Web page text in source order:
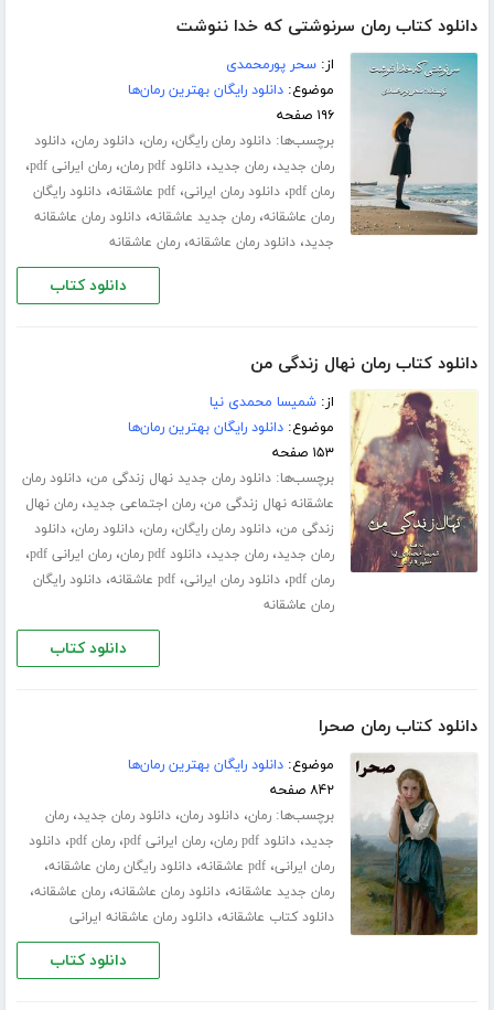
دانلود کتاب رمان سرنوشتی که خدا ننوشت
از:سحر پورمحمدی
موضوع:دانلود رایگان بهترین رمان‌ها
۱۹۶ صفحه
برچسب‌ها:دانلود رمان رایگان،رمان،دانلود رمان،دانلود
رمان جدید،رمان جدید،دانلود pdf رمان ،رمان ایرانی pdf ،
رمان pdf ،دانلود رمان ایرانی،pdf عاشقانه ،دانلود رایگان
رمان عاشقانه،رمان جدید عاشقانه،دانلود رمان عاشقانه
جدید،دانلود رمان عاشقانه،رمان عاشقانه
دانلود کتاب
دانلود کتاب رمان نهال زندگی من
از:شمیسا محمدی نیا
موضوع:دانلود رایگان بهترین رمان‌ها
۱۵۳ صفحه
برچسب‌ها:دانلود رمان جدید نهال زندگی من،دانلود رمان
عاشقانه نهال زندگی من،رمان اجتماعی جدید،رمان نهال
زندگی من،دانلود رمان رایگان،رمان،دانلود رمان،دانلود
رمان جدید،رمان جدید،دانلود pdf رمان ،رمان ایرانی pdf ،
رمان pdf ،دانلود رمان ایرانی،pdf عاشقانه ،دانلود رایگان
رمان عاشقانه
دانلود کتاب
دانلود کتاب رمان صحرا
موضوع:دانلود رایگان بهترین رمان‌ها
۸۴۲ صفحه
برچسب‌ها:رمان،دانلود رمان،دانلود رمان جدید،رمان
جدید،دانلود pdf رمان ،رمان ایرانی pdf ،رمان pdf ،دانلود
رمان ایرانی،pdf عاشقانه ،دانلود رایگان رمان عاشقانه،
رمان جدید عاشقانه،دانلود رمان عاشقانه،رمان عاشقانه،
دانلود کتاب عاشقانه،دانلود رمان عاشقانه ایرانی
دانلود کتاب